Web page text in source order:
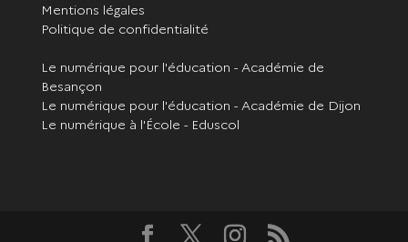
Mentions légales
Politique de confidentialité
Le numérique pour l'éducation - Académie de
Besançon
Le numérique pour l'éducation - Académie de Dijon
Le numérique à l'École - Eduscol